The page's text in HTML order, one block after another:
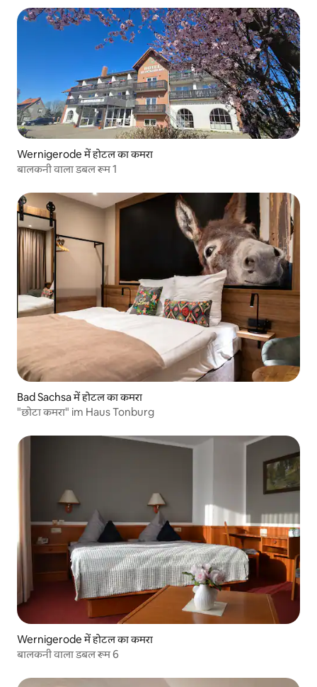
Wernigerode में होटल का कमरा
बालकनी वाला डबल रूम 1
Bad Sachsa में होटल का कमरा
"छोटा कमरा" im Haus Tonburg
Wernigerode में होटल का कमरा
बालकनी वाला डबल रूम 6